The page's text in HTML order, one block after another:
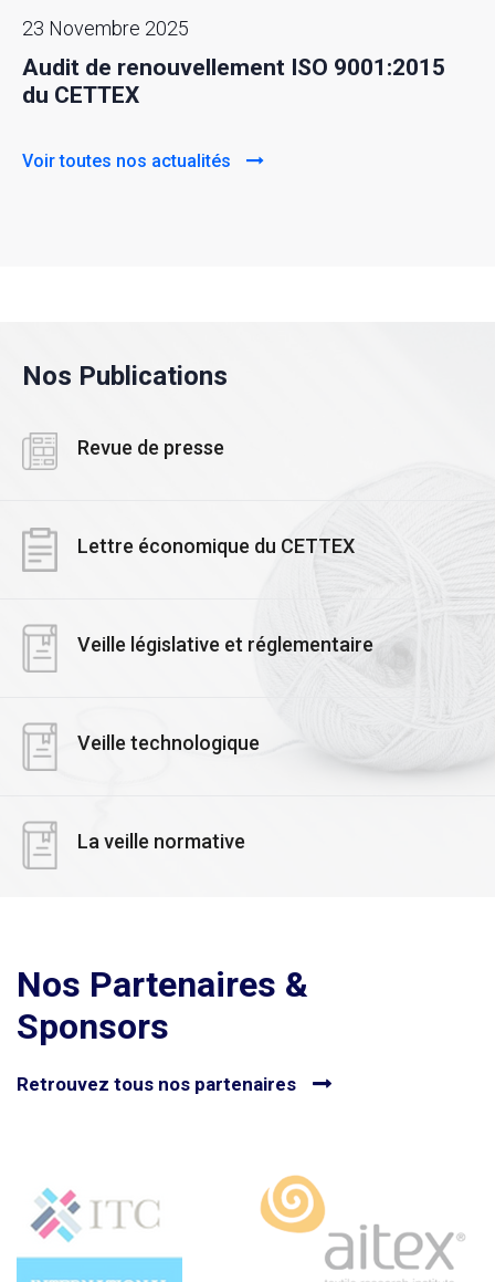
23 Novembre 2025
Audit de renouvellement ISO 9001:2015
du CETTEX
Voir toutes nos actualités
Nos Publications
Revue de presse
Lettre économique du CETTEX
Veille législative et réglementaire
Veille technologique
La veille normative
Nos Partenaires &
Sponsors
Retrouvez tous nos partenaires